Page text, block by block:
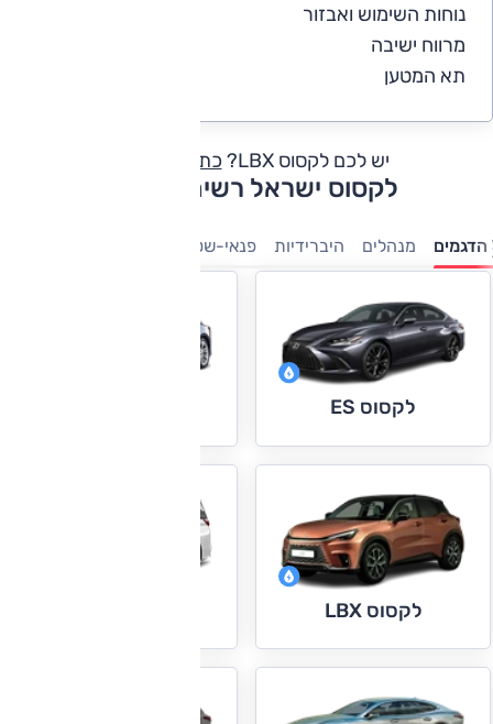
נוחות השימוש ואבזור
מרווח ישיבה
תא המטען
יש לכם לקסוס LBX? כתבו חוות דעת
לקסוס ישראל רשימת דגמים
הדגמים מנהלים היברידיות פנאי-שטח
לקסוס ES
לקסוס LBX